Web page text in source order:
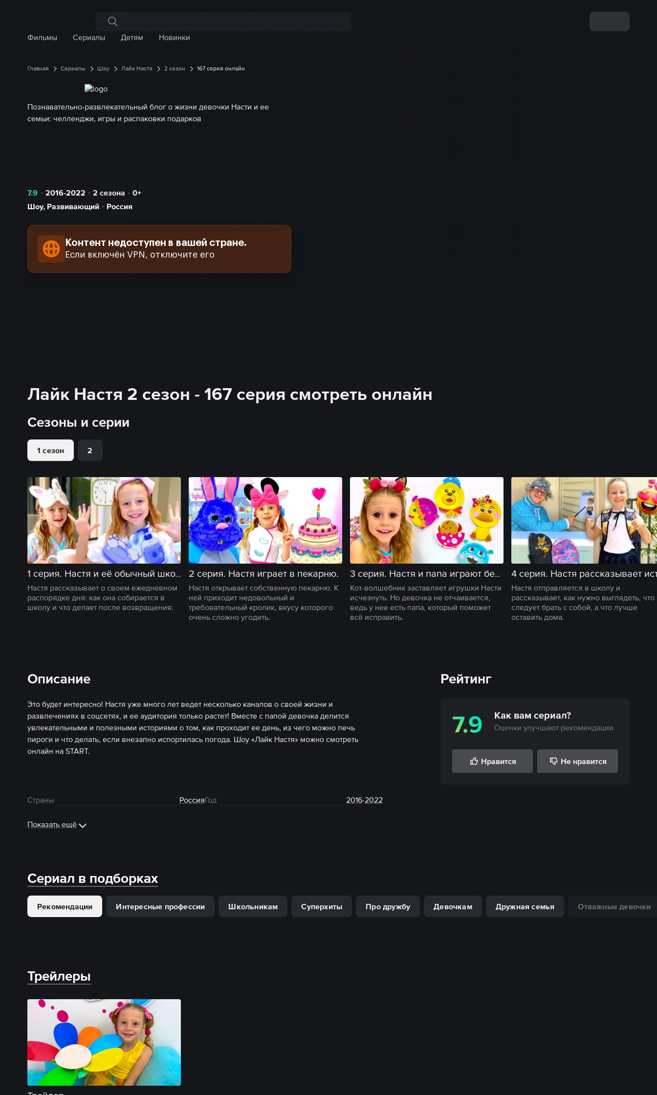
Поиск по сайту
Фильмы
Сериалы Детям Новинки
Главная Сериалы Шоу Лайк Настя 2 сезон 167 серия онлайн
Познавательно-развлекательный блог о жизни девочки Насти и ее
семьи: челленджи, игры и распаковки подарков
7.9 2016-2022 2 сезона
0+
Шоу, Развивающий Россия
Контент недоступен в вашей стране.
Если включён VPN, отключите его
Лайк Настя 2 сезон - 167 серия смотреть онлайн
Сезоны и серии
1 сезон 2
5 мин
1 серия. Настя и её обычный школьный день с утренней рутиной
Настя рассказывает о своем ежедневном
распорядке дня: как она собирается в
школу и что делает после возвращения.
5 мин
2 серия. Настя играет в пекарню.
Настя открывает собственную пекарню. К
ней приходит недовольный и
требовательный кролик, вкусу которого
очень сложно угодить.
5 мин
3 серия. Настя и папа играют без игрушек.
Кот-волшебник заставляет игрушки Насти
исчезнуть. Но девочка не отчаивается,
ведь у нее есть папа, который поможет
всё исправить.
4
Настя отправляется в школу и
рассказывает, как нужно выглядеть, что
следует брать с собой, а что лучше
оставить дома.
Описание
Это будет интересно! Настя уже много лет ведет несколько каналов о своей жизни и
развлечениях в соцсетях, и ее аудитория только растет! Вместе с папой девочка делится
увлекательными и полезными историями о том, как проходит ее день, из чего можно печь
пироги и что делать, если внезапно испортилась погода. Шоу «Лайк Настя» можно смотреть
онлайн на START.
Страны РоссияГод 2016-2022
Показать ещё
Рейтинг
7.9 Как вам сериал?
Оценки улучшают рекомендации
Нравится Не нравится
Сериал в подборках
Рекомендации Интересные профессии Школьникам Суперхиты Про дружбу Девочкам Дружная семья Отважные девочки
Трейлеры